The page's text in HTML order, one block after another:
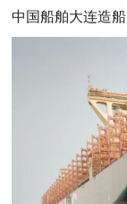
中国船舶大连造船